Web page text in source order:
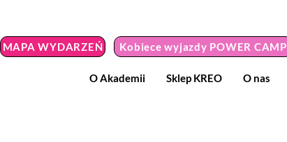
O Akademii Sklep KREO O nas
Kobiece wyjazdy POWER CAMP
MAPA WYDARZEŃ